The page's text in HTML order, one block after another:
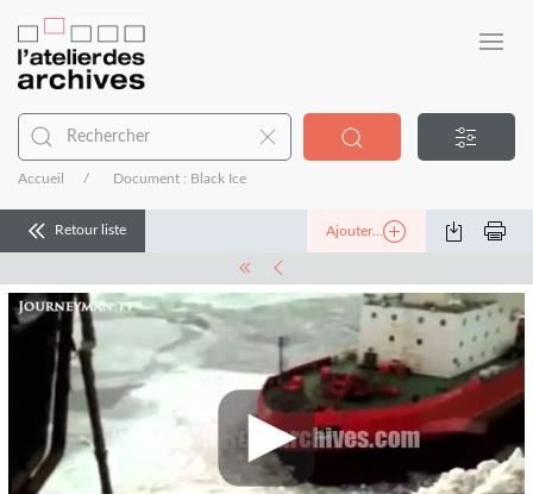
Accueil Document : Black Ice
Retour liste Ajouter...